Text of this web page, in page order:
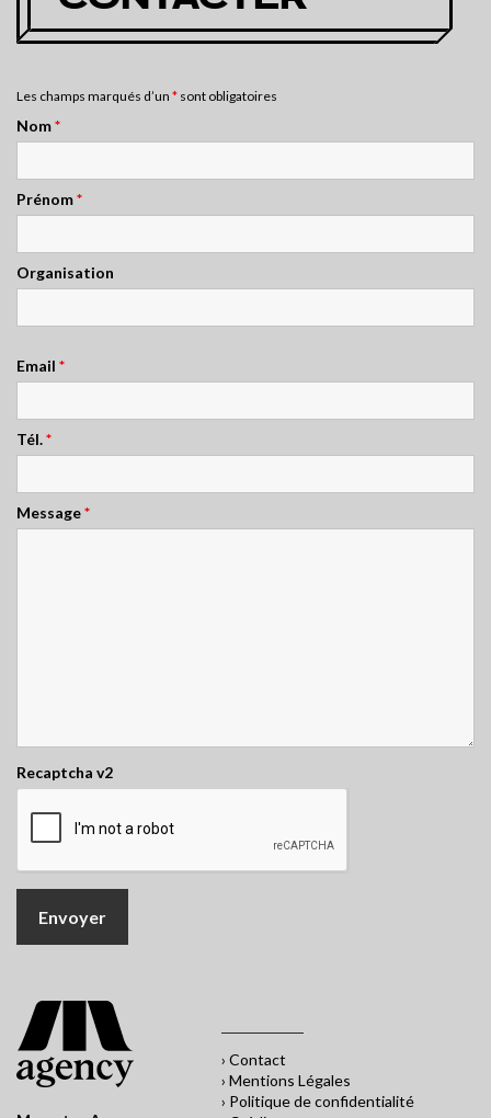
Les champs marqués d’un * sont obligatoires
Nom*
Prénom*
Organisation
Email *
Tél.*
Message*
Recaptcha v2
› Contact
› Mentions Légales
› Politique de confidentialité